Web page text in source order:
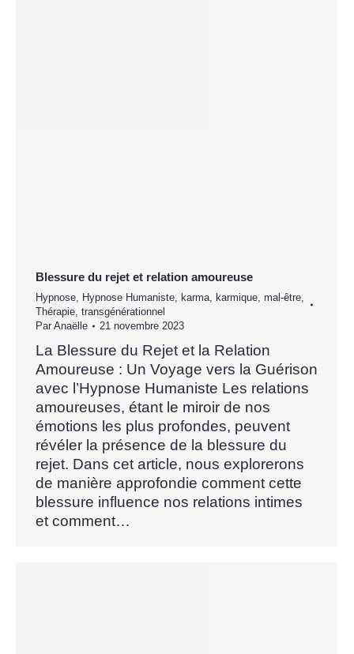
Blessure du rejet et relation amoureuse
Hypnose Hypnose Humaniste karma karmique mal-être
Thérapie transgénérationnel
Par Anaëlle 21 novembre 2023
La Blessure du Rejet et la Relation
Amoureuse : Un Voyage vers la Guérison
avec l’Hypnose Humaniste Les relations
amoureuses, étant le miroir de nos
émotions les plus profondes, peuvent
révéler la présence de la blessure du
rejet. Dans cet article, nous explorerons
de manière approfondie comment cette
blessure influence nos relations intimes
et comment…